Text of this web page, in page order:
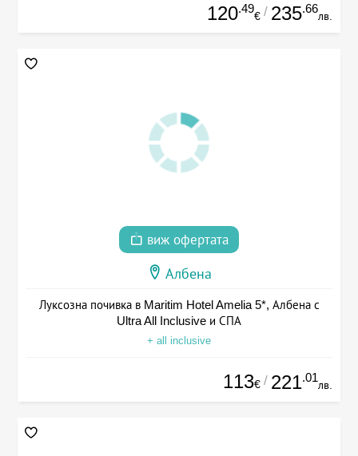
120.49
€ / 235.66
лв.
виж офертата
Албена
Луксозна почивка в Maritim Hotel Amelia 5*, Албена с
Ultra All Inclusive и СПА
+ all inclusive
113€ / 221.01
лв.